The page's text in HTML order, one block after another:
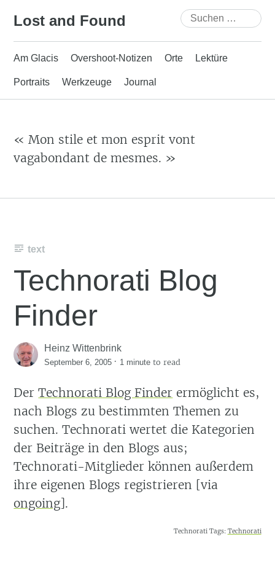
Lost and Found
Suchen
nach:
Am Glacis Overshoot-Notizen Orte Lektüre
Portraits Werkzeuge Journal
« Mon stile et mon esprit vont
vagabondant de mesmes. »
text
Technorati Blog
Finder
Heinz Wittenbrink
September 6, 2005 · 1 minute to read
DerTechnorati Blog Finder ermöglicht es,
nach Blogs zu bestimmten Themen zu
suchen. Technorati wertet die Kategorien
der Beiträge in den Blogs aus;
Technorati-Mitglieder können außerdem
ihre eigenen Blogs registrieren [via
ongoing].
Technorati Tags: Technorati